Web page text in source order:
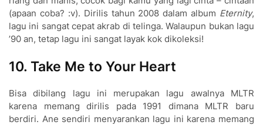
(apaan coba? :v). Dirilis tahun 2008 dalam album Eternity,
lagu ini sangat cepat akrab di telinga. Walaupun bukan lagu
’90 an, tetap lagu ini sangat layak kok dikoleksi!
10. Take Me to Your Heart
Bisa dibilang lagu ini merupakan lagu awalnya MLTR
karena memang dirilis pada 1991 dimana MLTR baru
berdiri. Ane sendiri menyarankan lagu ini karena memang